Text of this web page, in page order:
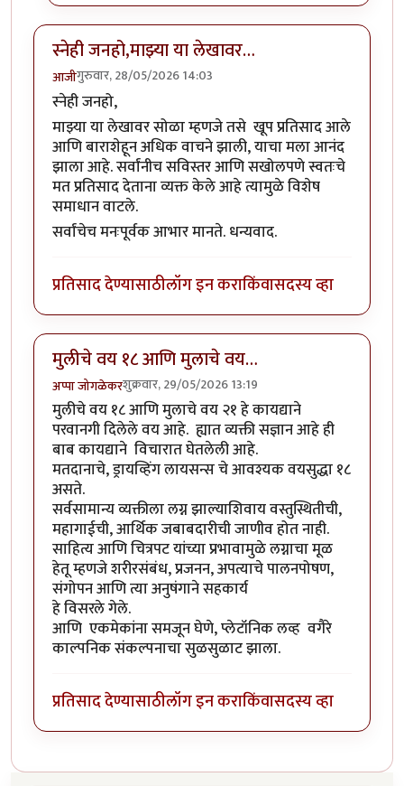
स्नेही जनहो,माझ्या या लेखावर…
आजीगुरुवार, 28/05/2026 14:03
स्नेही जनहो,
माझ्या या लेखावर सोळा म्हणजे तसे खूप प्रतिसाद आले
आणि बाराशेहून अधिक वाचने झाली, याचा मला आनंद
झाला आहे. सर्वांनीच सविस्तर आणि सखोलपणे स्वतःचे
मत प्रतिसाद देताना व्यक्त केले आहे त्यामुळे विशेष
समाधान वाटले.
सर्वांचेच मनःपूर्वक आभार मानते. धन्यवाद.
प्रतिसाद देण्यासाठीलॉग इन कराकिंवासदस्य व्हा
मुलीचे वय १८ आणि मुलाचे वय…
अप्पा जोगळेकरशुक्रवार, 29/05/2026 13:19
मुलीचे वय १८ आणि मुलाचे वय २१ हे कायद्याने
परवानगी दिलेले वय आहे. ह्यात व्यक्ती सज्ञान आहे ही
बाब कायद्याने विचारात घेतलेली आहे.
मतदानाचे, ड्रायव्हिंग लायसन्स चे आवश्यक वयसुद्धा १८
असते.
सर्वसामान्य व्यक्तीला लग्न झाल्याशिवाय वस्तुस्थितीची,
महागाईची, आर्थिक जबाबदारीची जाणीव होत नाही.
साहित्य आणि चित्रपट यांच्या प्रभावामुळे लग्नाचा मूळ
हेतू म्हणजे शरीरसंबंध, प्रजनन, अपत्याचे पालनपोषण,
संगोपन आणि त्या अनुषंगाने सहकार्य
हे विसरले गेले.
आणि एकमेकांना समजून घेणे, प्लेटॉनिक लव्ह वगैरे
काल्पनिक संकल्पनाचा सुळसुळाट झाला.
प्रतिसाद देण्यासाठीलॉग इन कराकिंवासदस्य व्हा